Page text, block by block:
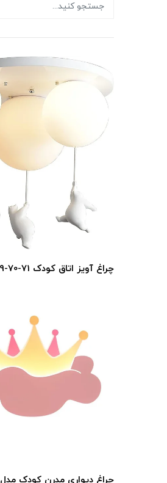
چراغ آویز اتاق کودک KS069-70-71
چراغ دیواری مدرن کودک مدل CH010